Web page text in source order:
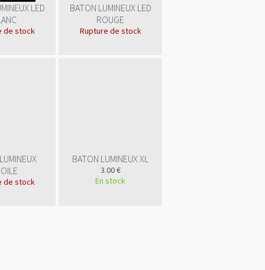
LED
de stock
BATON LUMINEUX LED
ROUGE
Rupture de stock
de stock
BATON LUMINEUX XL
3.00 €
En stock